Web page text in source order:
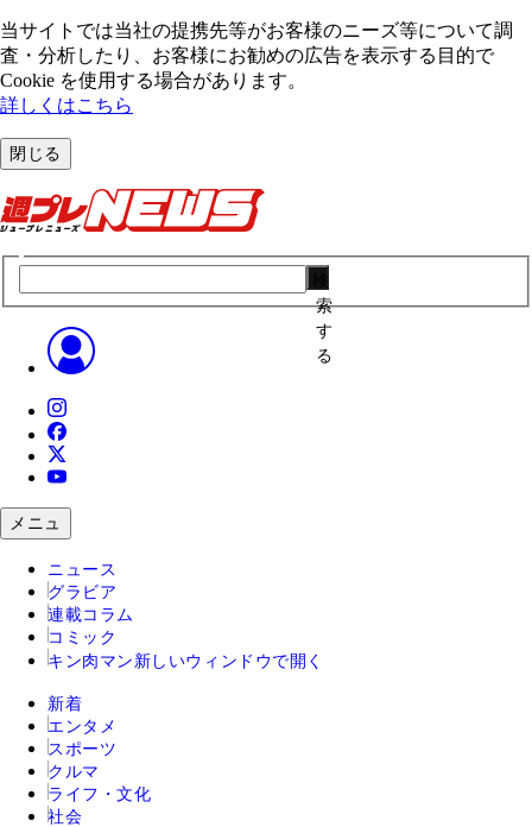
当サイトでは当社の提携先等がお客様のニーズ等について調
査・分析したり、お客様にお勧めの広告を表⽰する⽬的で
Cookie を使⽤する場合があります。
詳しくはこちら
閉じる
索
す
る
メニュ
ニュース
グラビア
連載コラム
コミック
キン肉マン 新しいウィンドウで開く
新着
エンタメ
スポーツ
クルマ
ライフ・文化
社会